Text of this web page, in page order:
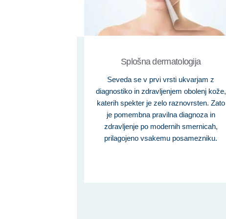
Splošna dermatologija
Seveda se v prvi vrsti ukvarjam z
diagnostiko in zdravljenjem obolenj kože,
katerih spekter je zelo raznovrsten. Zato
je pomembna pravilna diagnoza in
zdravljenje po modernih smernicah,
prilagojeno vsakemu posamezniku.